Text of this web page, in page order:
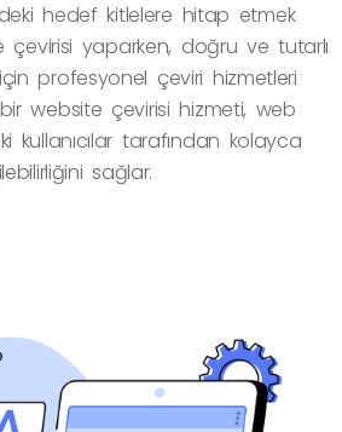
hedef kitlelere hitap etmek
çevirisi yaparken, doğru ve tutarlı
profesyonel çeviri hizmetleri
website çevirisi hizmeti, web
kullanıcılar tarafından kolayca
sağlar.